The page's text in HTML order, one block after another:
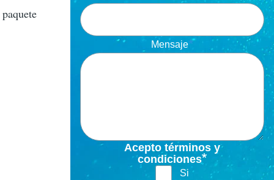
Mensaje
Acepto términos y
condiciones
Si